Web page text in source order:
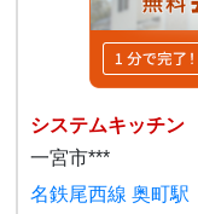
システムキッチン
一宮市***
名鉄尾西線 奥町駅